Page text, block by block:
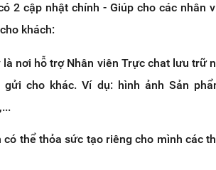
2 cập nhật chính - Giúp cho các nhân
khách:
nơi hỗ trợ Nhân viên Trực chat lưu trữ
cho khác. Ví dụ: hình ảnh Sản
thể thỏa sức tạo riêng cho mình các